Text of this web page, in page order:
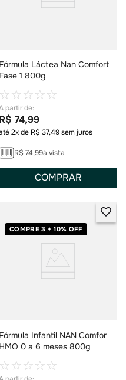
Fórmula Láctea Nan Comfort
Fase 1 800g
☆☆☆☆☆
R$ 74,99
2x de R$37,49sem juros
R$ 74,99à vista
COMPRAR
Fórmula Infantil NAN Comfor
HMO 0 a 6 meses 800g
☆☆☆☆☆
COMPRE 3 + 10% OFF